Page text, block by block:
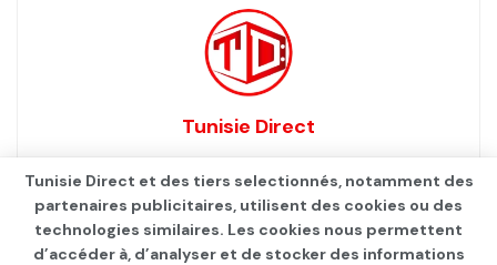
Tunisie Direct
Tunisie Direct et des tiers selectionnés, notamment des
partenaires publicitaires, utilisent des cookies ou des
technologies similaires. Les cookies nous permettent
d’accéder à, d’analyser et de stocker des informations